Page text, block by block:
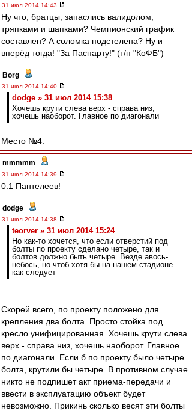
31 июл 2014 14:43
Ну что, братцы, запаслись валидолом,
тряпками и шапками? Чемпионский график
составлен? А соломка подстелена? Ну и
вперёд тогда! "За Паспарту!" (т/п "КоФБ")
Borg -
31 июл 2014 14:40
dodge » 31 июл 2014 15:38
Хочешь крути слева верх - справа низ,
хочешь наоборот. Главное по диагонали
Место №4.
mmmmm -
31 июл 2014 14:39
0:1 Пантелеев!
dodge -
31 июл 2014 14:38
teorver » 31 июл 2014 15:24
Но как-то хочется, что если отверстий под
болты по проекту сделано четыре, так и
болтов должно быть четыре. Везде авось-
небось, но чтоб хотя бы на нашем стадионе
как следует
Скорей всего, по проекту положено для
крепления два болта. Просто стойка под
кресло унифицированная. Хочешь крути слева
верх - справа низ, хочешь наоборот. Главное
по диагонали. Если б по проекту было четыре
болта, крутили бы четыре. В противном случае
никто не подпишет акт приема-передачи и
ввести в эксплуатацию объект будет
невозможно. Прикинь сколько весят эти болты